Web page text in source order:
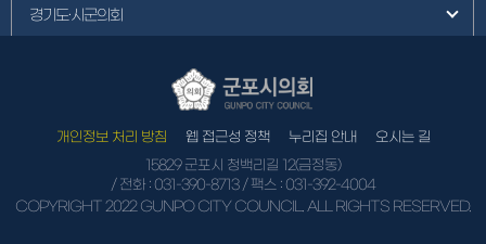
경기도·시군의회
개인정보 처리 방침 웹 접근성 정책 누리집 안내
오시는 길
15829 군포시 청백리길 12(금정동)
/ 전화 : 031-390-8713 / 팩스 : 031-392-4004
COPYRIGHT 2022 GUNPO CITY COUNCIL. ALL RIGHTS RESERVED.